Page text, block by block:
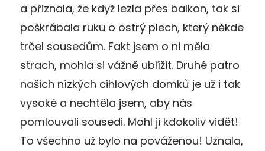
a přiznala, že když lezla přes balkon, tak si
poškrábala ruku o ostrý plech, který někde
trčel sousedům. Fakt jsem o ni měla
strach, mohla si vážně ublížit. Druhé patro
našich nízkých cihlových domků je už i tak
vysoké a nechtěla jsem, aby nás
pomlouvali sousedi. Mohl ji kdokoliv vidět!
To všechno už bylo na pováženou! Uznala,